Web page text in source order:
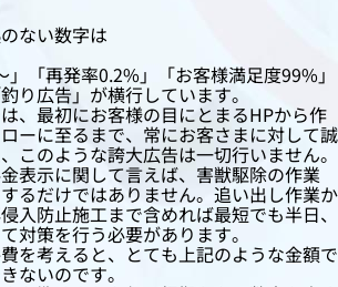
ない数字は
」「再発率0.2%」「お客様満足度99%」
り広告」が横行しています。
、最初にお客様の目にとまるHPから作
ーに至るまで、常にお客さまに対して誠
このような誇大広告は一切行いません。
表示に関して言えば、害獣駆除の作業
るだけではありません。追い出し作業か
入防止施工まで含めれば最短でも半日、
対策を行う必要があります。
を考えると、とても上記のような金額で
ないのです。